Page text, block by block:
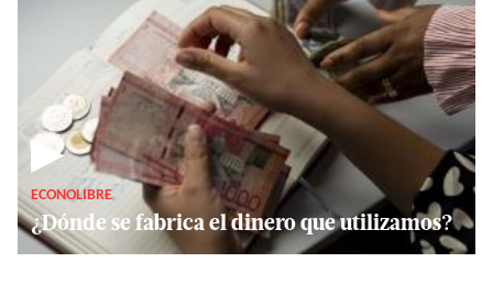
▶
ECONOLIBRE
¿Dónde se fabrica el dinero que utilizamos?